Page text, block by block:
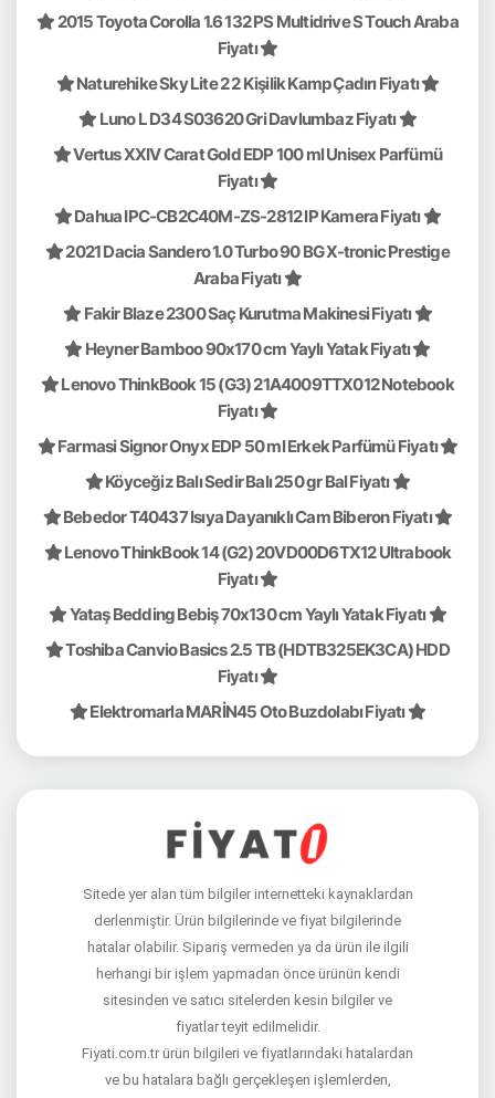
2015 Toyota Corolla 1.6 132 PS Multidrive S Touch Araba
Fiyatı
Naturehike Sky Lite 2 2 Kişilik Kamp Çadırı Fiyatı
Luno L D34 S03620 Gri Davlumbaz Fiyatı
Vertus XXIV Carat Gold EDP 100 ml Unisex Parfümü
Fiyatı
Dahua IPC-CB2C40M-ZS-2812 IP Kamera Fiyatı
2021 Dacia Sandero 1.0 Turbo 90 BG X-tronic Prestige
Araba Fiyatı
Fakir Blaze 2300 Saç Kurutma Makinesi Fiyatı
Heyner Bamboo 90x170 cm Yaylı Yatak Fiyatı
Lenovo ThinkBook 15 (G3) 21A4009TTX012 Notebook
Fiyatı
Farmasi Signor Onyx EDP 50 ml Erkek Parfümü Fiyatı
Köyceğiz Balı Sedir Balı 250 gr Bal Fiyatı
Bebedor T40437 Isıya Dayanıklı Cam Biberon Fiyatı
Lenovo ThinkBook 14 (G2) 20VD00D6TX12 Ultrabook
Fiyatı
Yataş Bedding Bebiş 70x130 cm Yaylı Yatak Fiyatı
Toshiba Canvio Basics 2.5 TB (HDTB325EK3CA) HDD
Fiyatı
Elektromarla MARİN45 Oto Buzdolabı Fiyatı
Sitede yer alan tüm bilgiler internetteki kaynaklardan
derlenmiştir. Ürün bilgilerinde ve fiyat bilgilerinde
hatalar olabilir. Sipariş vermeden ya da ürün ile ilgili
herhangi bir işlem yapmadan önce ürünün kendi
sitesinden ve satıcı sitelerden kesin bilgiler ve
fiyatlar teyit edilmelidir.
Fiyati.com.tr ürün bilgileri ve fiyatlarındaki hatalardan
ve bu hatalara bağlı gerçekleşen işlemlerden,